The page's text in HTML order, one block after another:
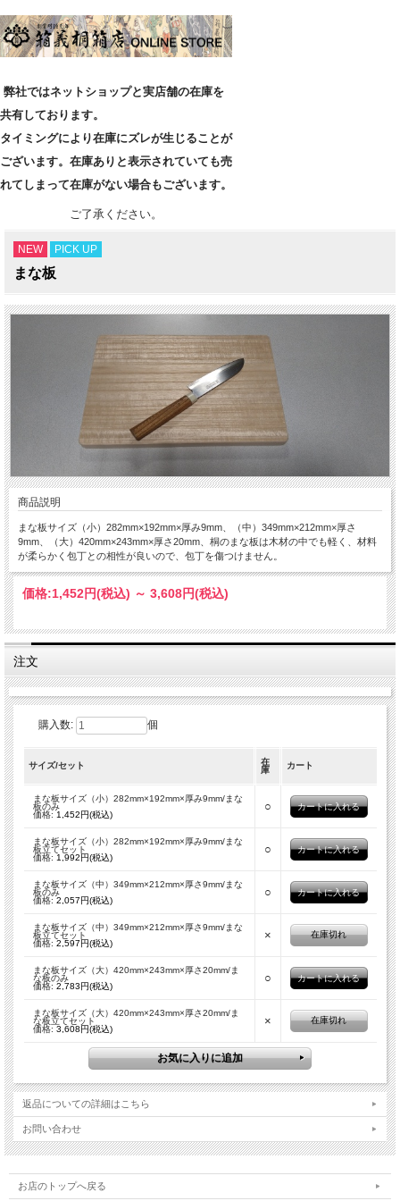
弊社ではネットショップと実店舗の在庫を
共有しております。
タイミングにより在庫にズレが生じることが
ございます。在庫ありと表示されていても売
れてしまって在庫がない場合もございます。
ご了承ください。
NEW PICK UP
まな板
商品説明
まな板サイズ（小）282mm×192mm×厚み9mm、（中）349mm×212mm×厚さ
9mm、（大）420mm×243mm×厚さ20mm、桐のまな板は木材の中でも軽く、材料
が柔らかく包丁との相性が良いので、包丁を傷つけません。
価格:1,452円(税込) ～ 3,608円(税込)
注文
購入数: 個
サイズ/セット
在
庫
カート
まな板サイズ（小）282mm×192mm×厚み9mm/まな
板のみ
価格: 1,452円(税込)
○
まな板サイズ（小）282mm×192mm×厚み9mm/まな
板立てセット
価格: 1,992円(税込)
○
まな板サイズ（中）349mm×212mm×厚さ9mm/まな
板のみ
価格: 2,057円(税込)
○
まな板サイズ（中）349mm×212mm×厚さ9mm/まな
板立てセット
価格: 2,597円(税込)
× 在庫切れ
まな板サイズ（大）420mm×243mm×厚さ20mm/ま
な板のみ
価格: 2,783円(税込)
○
まな板サイズ（大）420mm×243mm×厚さ20mm/ま
な板立てセット
価格: 3,608円(税込)
× 在庫切れ
返品についての詳細はこちら
お問い合わせ
お店のトップへ戻る